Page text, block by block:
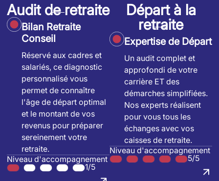
Audit de retraite
Bilan Retraite
Conseil
Réservé aux cadres et
salariés, ce diagnostic
personnalisé vous
permet de connaître
l'âge de départ optimal
et le montant de vos
revenus pour préparer
sereinement votre
retraite.
Niveau d'accompagnement
1/5
Départ à la
retraite
Expertise de Départ
Un audit complet et
approfondi de votre
carrière ET des
démarches simplifiées.
Nos experts réalisent
pour vous tous les
échanges avec vos
caisses de retraite.
Niveau d'accompagnement
5/5